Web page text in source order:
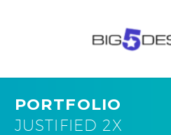
PORTFOLIO
JUSTIFIED 2X